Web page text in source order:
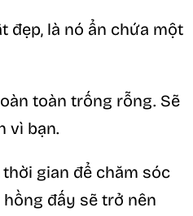
đẹp, là nó ẩn chứa một
toàn trống rỗng. Sẽ
vì bạn.
gian để chăm sóc
đấy sẽ trở nên